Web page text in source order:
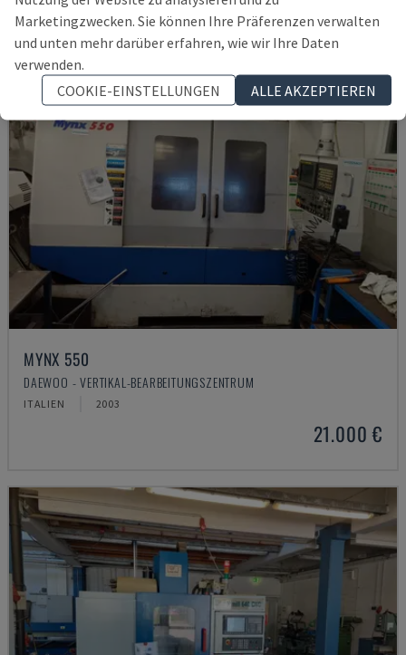
MYNX 550
DAEWOO - VERTIKAL-BEARBEITUNGSZENTRUM
ITALIEN 2003
21.000 €
Marketingzwecken. Sie können Ihre Präferenzen verwalten
und unten mehr darüber erfahren, wie wir Ihre Daten
verwenden.
COOKIE-EINSTELLUNGEN
ALLE AKZEPTIEREN